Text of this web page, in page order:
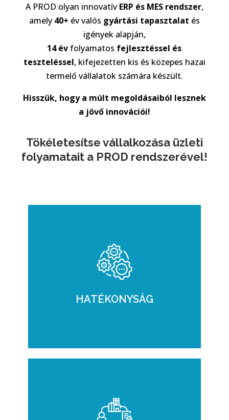
A PROD olyan innovatívERP és MES rendszer,
amely 40+ év valós gyártási tapasztalat és
igények alapján,
14 év folyamatos fejlesztéssel és
teszteléssel, kifejezetten kis és közepes hazai
termelő vállalatok számára készült.
Hisszük, hogy a múlt megoldásaiból lesznek
a jövő innovációi!
Tökéletesítse vállalkozása üzleti
folyamatait a PROD rendszerével!
HATÉKONYSÁG
A PROD hatékonyan fedi le a kis- és közepes
termelő vállalatok minden üzleti és gyártási